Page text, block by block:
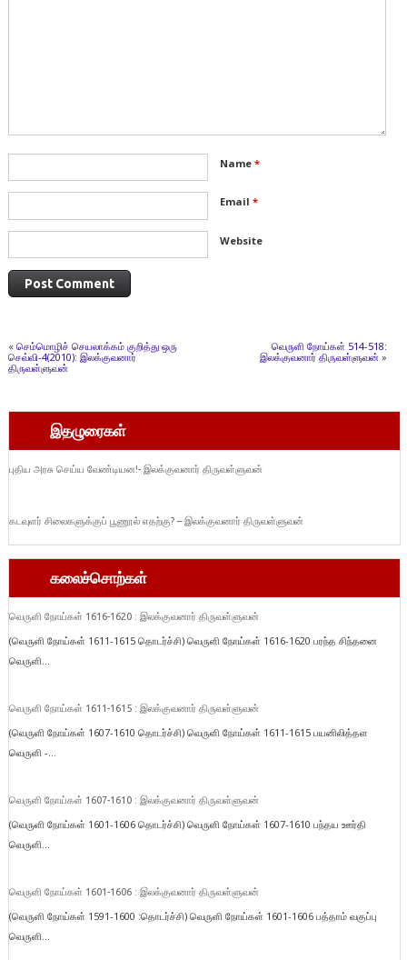
Name *
Email *
Website
« செம்மொழிச் செயலாக்கம் குறித்து ஒரு
செவ்வி-4(2010): இலக்குவனார்
திருவள்ளுவன்
வெருளி நோய்கள் 514-518:
இலக்குவனார் திருவள்ளுவன் »
இதழுரைகள்
புதிய அரசு செய்ய வேண்டியன!- இலக்குவனார் திருவள்ளுவன்
கடவுளர் சிலைகளுக்குப் பூணூல் எதற்கு? – இலக்குவனார் திருவள்ளுவன்
கலைச்சொற்கள்
வெருளி நோய்கள் 1616-1620 : இலக்குவனார் திருவள்ளுவன்
(வெருளி நோய்கள் 1611-1615 தொடர்ச்சி) வெருளி நோய்கள் 1616-1620 பரந்த சிந்தனை
வெருளி...
வெருளி நோய்கள் 1611-1615 : இலக்குவனார் திருவள்ளுவன்
(வெருளி நோய்கள் 1607-1610 தொடர்ச்சி) வெருளி நோய்கள் 1611-1615 பயனிலித்தள
வெருளி -...
வெருளி நோய்கள் 1607-1610 : இலக்குவனார் திருவள்ளுவன்
(வெருளி நோய்கள் 1601-1606 தொடர்ச்சி) வெருளி நோய்கள் 1607-1610 பந்தய ஊர்தி
வெருளி...
வெருளி நோய்கள் 1601-1606 : இலக்குவனார் திருவள்ளுவன்
(வெருளி நோய்கள் 1591-1600 :தொடர்ச்சி) வெருளி நோய்கள் 1601-1606 பத்தாம் வகுப்பு
வெருளி...